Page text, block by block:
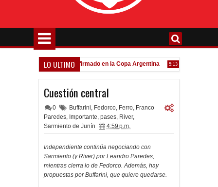
LO ULTIMO
Todo confirmado en la Copa Argentina 5:13 PM Goleada
Cuestión central
0 Buffarini, Fedorco, Ferro, Franco
Paredes, Importante, pases, River,
Sarmiento de Junín
4:59 p.m.
Independiente continúa negociando con
Sarmiento (y River) por Leandro Paredes,
mientras cierra lo de Fedorco. Además, hay
propuestas por Buffarini, que quiere quedarse.